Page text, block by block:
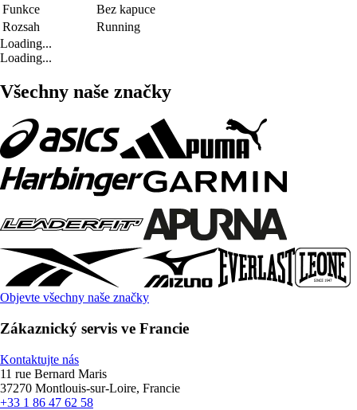
Funkce
Bez kapuce
Rozsah
Running
Loading...
Loading...
Všechny naše značky
Objevte všechny naše značky
Zákaznický servis ve Francie
Kontaktujte nás
11 rue Bernard Maris
37270 Montlouis-sur-Loire, Francie
+33 1 86 47 62 58